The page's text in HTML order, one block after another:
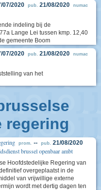
07/2020 pub. 21/08/2020 numac
indeling bij de
Lange Lei tussen kmp. 12,40
gemeente Boom
07/2020 pub. 21/08/2020 numac
van het
regering
prom. -- pub. 21/08/2020
brussel openbaar ambt
Hoofdstedelijke Regering van
overgeplaatst in de
van vrijwillige externe
wordt met dertig dagen ten